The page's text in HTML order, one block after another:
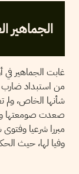
الجماهير
غابت الجماهير في
من استبداد ضارب
شأنها الخاص، ولم
صعدت صومعتها
مبررا شرعيا
وفيا لها، حيث